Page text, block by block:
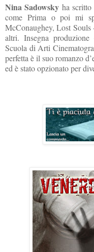
Nina Sadowsky ha
come Prima o poi mi
McConaughey, Lost
altri. Insegna
Scuola di Arti
perfetta è il suo romanzo
ed è stato opzionato per